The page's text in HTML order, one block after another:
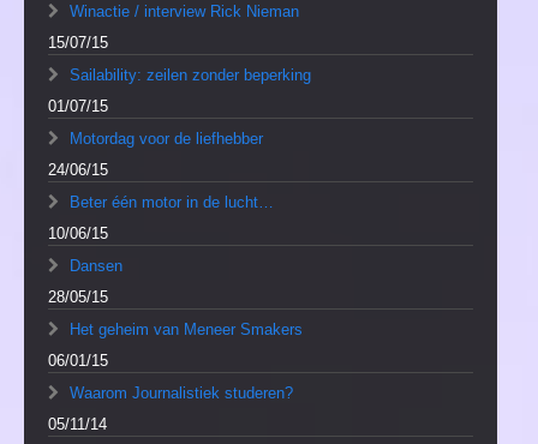
Winactie / interview Rick Nieman
15/07/15
Sailability: zeilen zonder beperking
01/07/15
Motordag voor de liefhebber
24/06/15
Beter één motor in de lucht…
10/06/15
Dansen
28/05/15
Het geheim van Meneer Smakers
06/01/15
Waarom Journalistiek studeren?
05/11/14